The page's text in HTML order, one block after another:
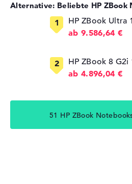
Alternative: Beliebte HP ZBook
HP ZBook Ultra
ab 9.586,64 €
HP ZBook 8
ab 4.896,04 €
51 HP ZBook